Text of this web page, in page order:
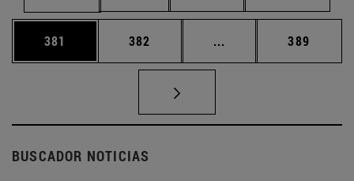
Página
381 Página
382 ... Páginas intermedias
Página
389
BUSCADOR NOTICIAS